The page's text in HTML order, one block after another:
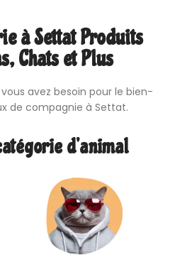
à Settat Produits
Chats et Plus
avez besoin pour le bien-
de compagnie à Settat.
d’animal